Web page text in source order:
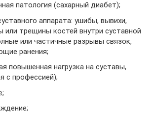
патология (сахарный диабет);
аппарата: ушибы, вывихи,
или трещины костей внутри суставной
или частичные разрывы связок,
ранения;
повышенная нагрузка на суставы,
с профессией);